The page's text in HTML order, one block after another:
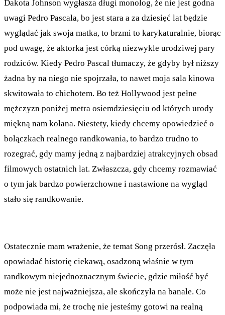
Dakota Johnson wygłasza długi monolog, że nie jest godna
uwagi Pedro Pascala, bo jest stara a za dziesięć lat będzie
wyglądać jak swoja matka, to brzmi to karykaturalnie, biorąc
pod uwagę, że aktorka jest córką niezwykle urodziwej pary
rodziców. Kiedy Pedro Pascal tłumaczy, że gdyby był niższy
żadna by na niego nie spojrzała, to nawet moja sala kinowa
skwitowała to chichotem. Bo też Hollywood jest pełne
mężczyzn poniżej metra osiemdziesięciu od których urody
miękną nam kolana. Niestety, kiedy chcemy opowiedzieć o
bolączkach realnego randkowania, to bardzo trudno to
rozegrać, gdy mamy jedną z najbardziej atrakcyjnych obsad
filmowych ostatnich lat. Zwłaszcza, gdy chcemy rozmawiać
o tym jak bardzo powierzchowne i nastawione na wygląd
stało się randkowanie.
Ostatecznie mam wrażenie, że temat Song przerósł. Zaczęła
opowiadać historię ciekawą, osadzoną właśnie w tym
randkowym niejednoznacznym świecie, gdzie miłość być
może nie jest najważniejsza, ale skończyła na banale. Co
podpowiada mi, że trochę nie jesteśmy gotowi na realną